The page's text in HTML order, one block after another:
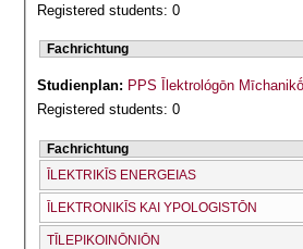
Registered students: 0
Fachrichtung
Studienplan: PPS Īlektrológōn
Registered students: 0
Fachrichtung
ĪLEKTRIKĪS ENERGEIAS
ĪLEKTRONIKĪS KAI YPOLOGISTŌN
TĪLEPIKOINŌNIŌN